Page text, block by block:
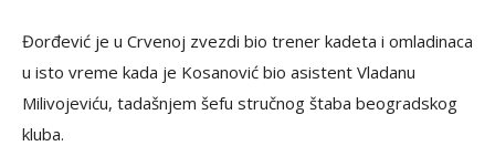
Đorđević je u Crvenoj zvezdi bio trener kadeta i omladinaca
u isto vreme kada je Kosanović bio asistent Vladanu
Milivojeviću, tadašnjem šefu stručnog štaba beogradskog
kluba.